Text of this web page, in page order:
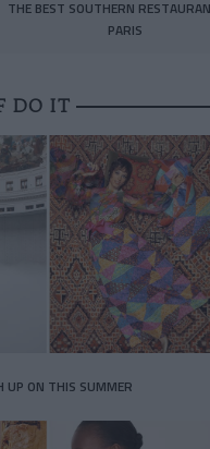
THE BEST SOUTHERN
PARIS
DO IT
UP ON THIS SUMMER